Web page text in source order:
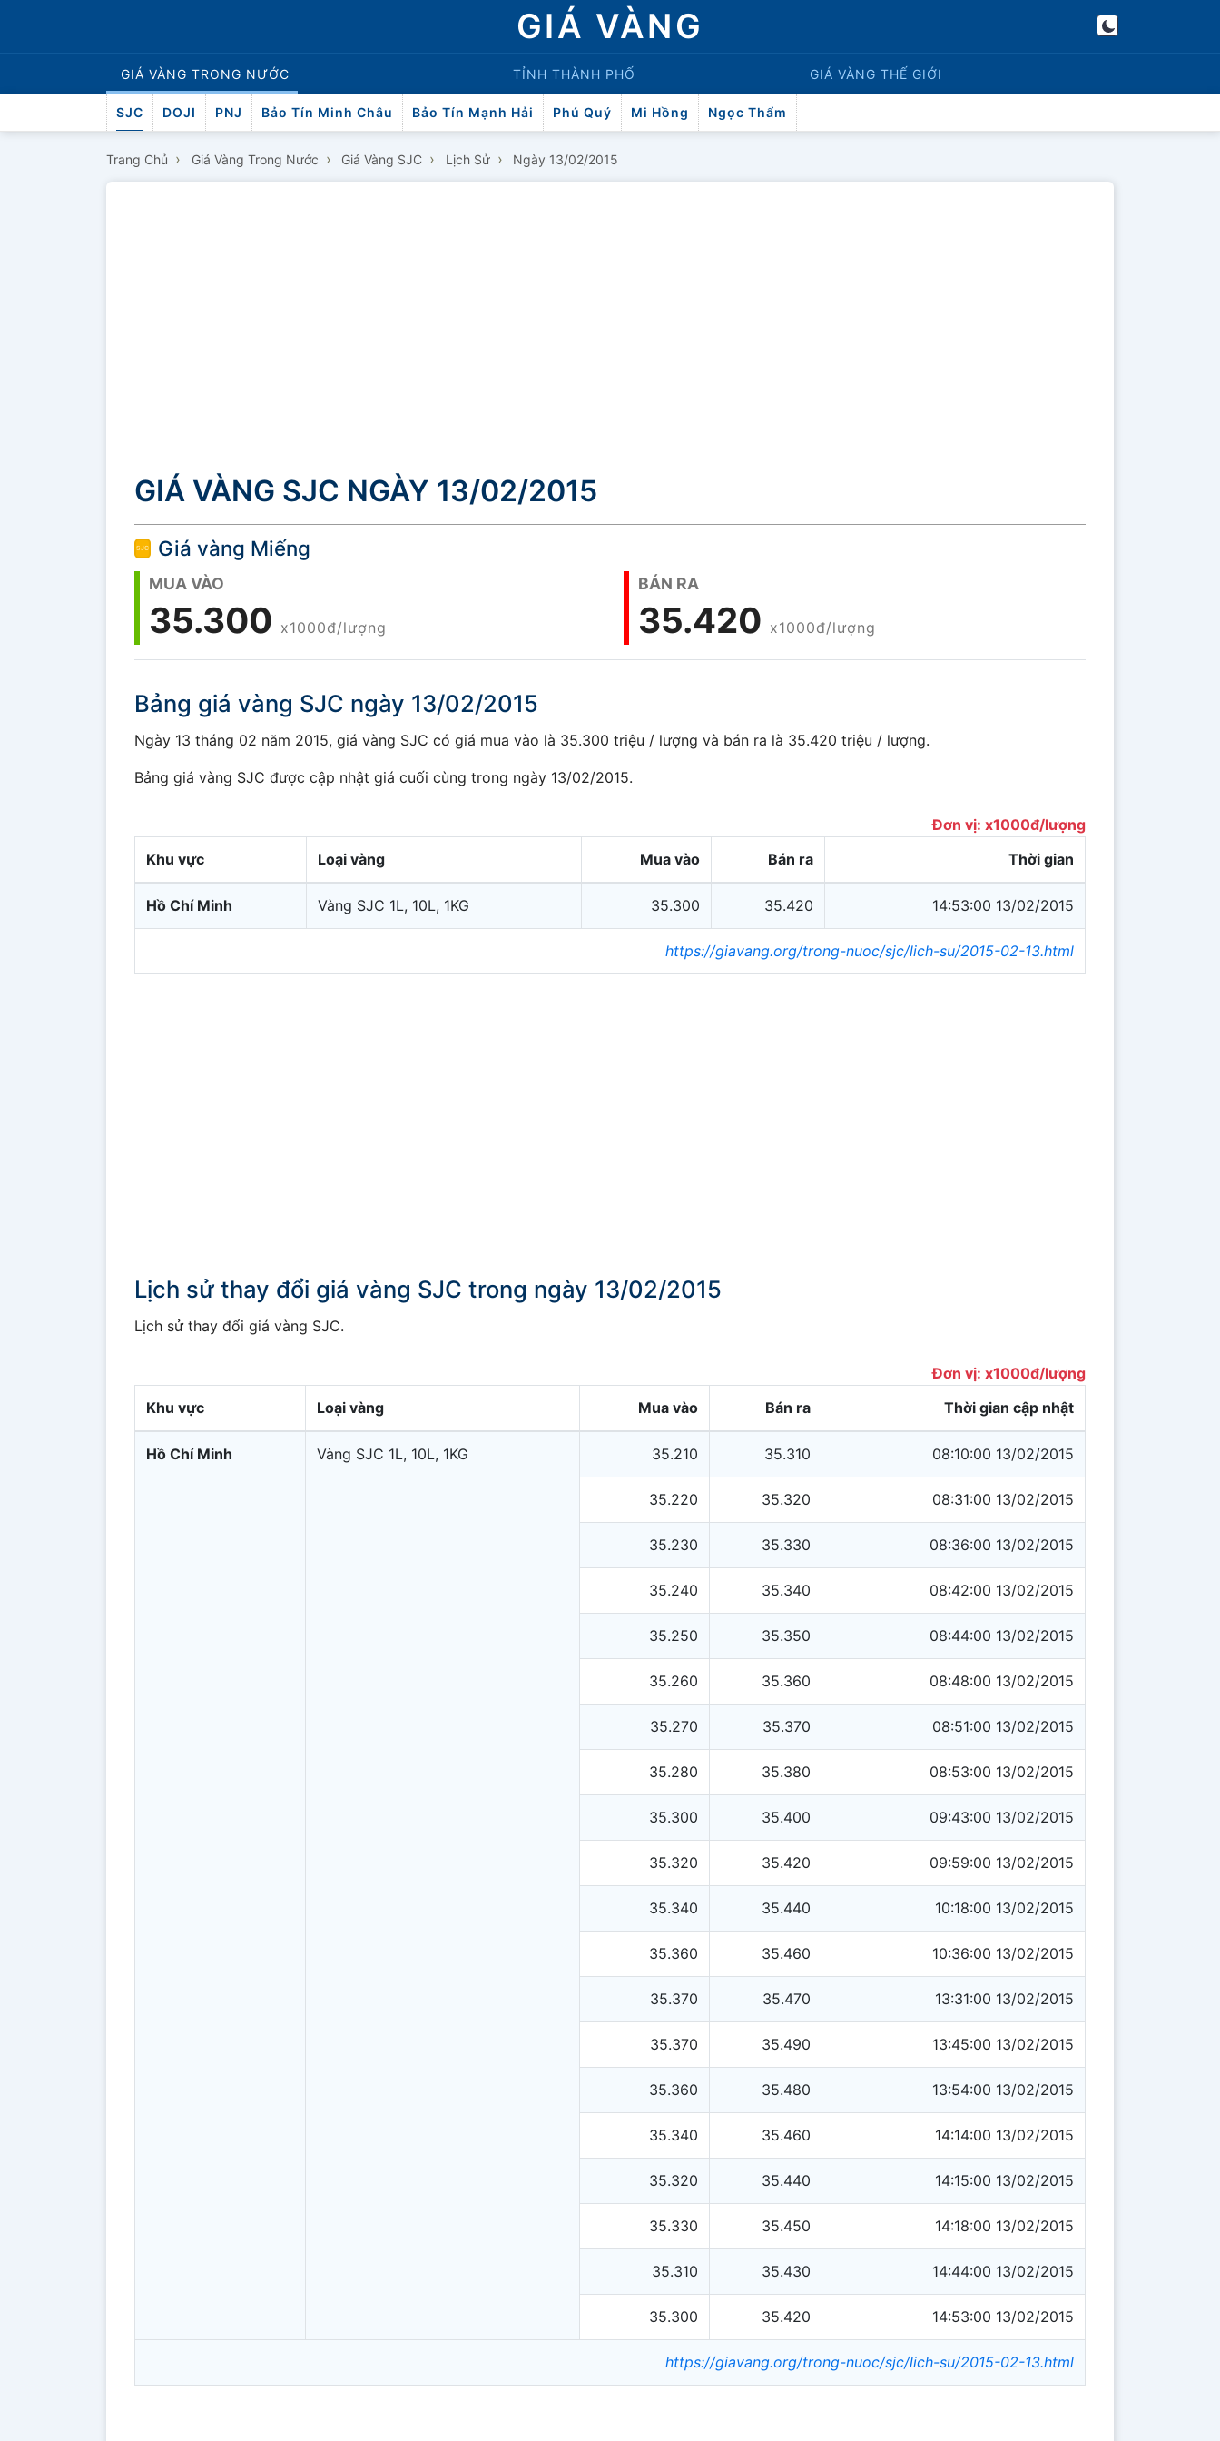
GIÁ VÀNG
GIÁ VÀNG TRONG NƯỚC TỈNH THÀNH PHỐ GIÁ VÀNG THẾ GIỚI
SJC DOJI PNJ Bảo Tín Minh Châu Bảo Tín Mạnh Hải Phú Quý Mi Hồng Ngọc Thẩm
Trang Chủ › Giá Vàng Trong Nước › Giá Vàng SJC › Lịch Sử› Ngày 13/02/2015
GIÁ VÀNG SJC NGÀY 13/02/2015
Giá vàng Miếng
MUA VÀO
35.300 x1000đ/lượng
BÁN RA
35.420 x1000đ/lượng
Bảng giá vàng SJC ngày 13/02/2015
Ngày 13 tháng 02 năm 2015, giá vàng SJC có giá mua vào là 35.300 triệu / lượng và bán ra là 35.420 triệu / lượng.
Bảng giá vàng SJC được cập nhật giá cuối cùng trong ngày 13/02/2015.
Đơn vị: x1000đ/lượng
Khu vực
Loại vàng Mua vào Bán ra Thời gian
Hồ Chí Minh Vàng SJC 1L, 10L, 1KG 35.300 35.420 14:53:00 13/02/2015
https://giavang.org/trong-nuoc/sjc/lich-su/2015-02-13.html
Lịch sử thay đổi giá vàng SJC trong ngày 13/02/2015
Lịch sử thay đổi giá vàng SJC.
Đơn vị: x1000đ/lượng
Khu vực
Loại vàng Mua vào Bán ra Thời gian cập nhật
Hồ Chí Minh Vàng SJC 1L, 10L, 1KG 35.210 35.310 08:10:00 13/02/2015
35.220 35.320 08:31:00 13/02/2015
35.230 35.330 08:36:00 13/02/2015
35.240 35.340 08:42:00 13/02/2015
35.250 35.350 08:44:00 13/02/2015
35.260 35.360 08:48:00 13/02/2015
35.270 35.370 08:51:00 13/02/2015
35.280 35.380 08:53:00 13/02/2015
35.300 35.400 09:43:00 13/02/2015
35.320 35.420 09:59:00 13/02/2015
35.340 35.440 10:18:00 13/02/2015
35.360 35.460 10:36:00 13/02/2015
35.370 35.470 13:31:00 13/02/2015
35.370 35.490 13:45:00 13/02/2015
35.360 35.480 13:54:00 13/02/2015
35.340 35.460 14:14:00 13/02/2015
35.320 35.440 14:15:00 13/02/2015
35.330 35.450 14:18:00 13/02/2015
35.310 35.430 14:44:00 13/02/2015
35.300 35.420 14:53:00 13/02/2015
https://giavang.org/trong-nuoc/sjc/lich-su/2015-02-13.html